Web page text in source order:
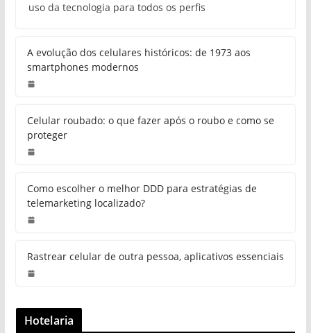
uso da tecnologia para todos os perfis
A evolução dos celulares históricos: de 1973 aos
smartphones modernos
Celular roubado: o que fazer após o roubo e como se
proteger
Como escolher o melhor DDD para estratégias de
telemarketing localizado?
Rastrear celular de outra pessoa, aplicativos essenciais
Hotelaria